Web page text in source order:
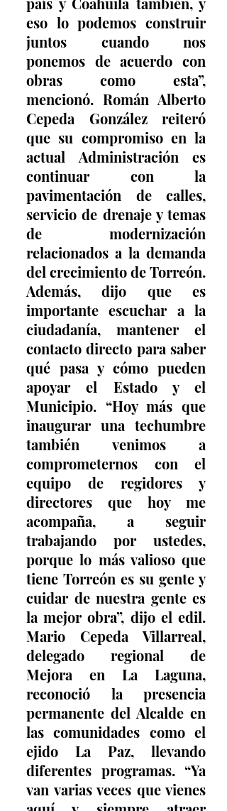
eso lo podemos construir
juntos cuando nos
ponemos de acuerdo con
obras como esta”,
mencionó. Román Alberto
Cepeda González reiteró
que su compromiso en la
actual Administración es
continuar con la
pavimentación de calles,
servicio de drenaje y temas
de modernización
relacionados a la demanda
del crecimiento de Torreón.
Además, dijo que es
importante escuchar a la
ciudadanía, mantener el
contacto directo para saber
qué pasa y cómo pueden
apoyar el Estado y el
Municipio. “Hoy más que
inaugurar una techumbre
también venimos a
comprometernos con el
equipo de regidores y
directores que hoy me
acompaña, a seguir
trabajando por ustedes,
porque lo más valioso que
tiene Torreón es su gente y
cuidar de nuestra gente es
la mejor obra”, dijo el edil.
Mario Cepeda Villarreal,
delegado regional de
Mejora en La Laguna,
reconoció la presencia
permanente del Alcalde en
las comunidades como el
ejido La Paz, llevando
diferentes programas. “Ya
van varias veces que vienes